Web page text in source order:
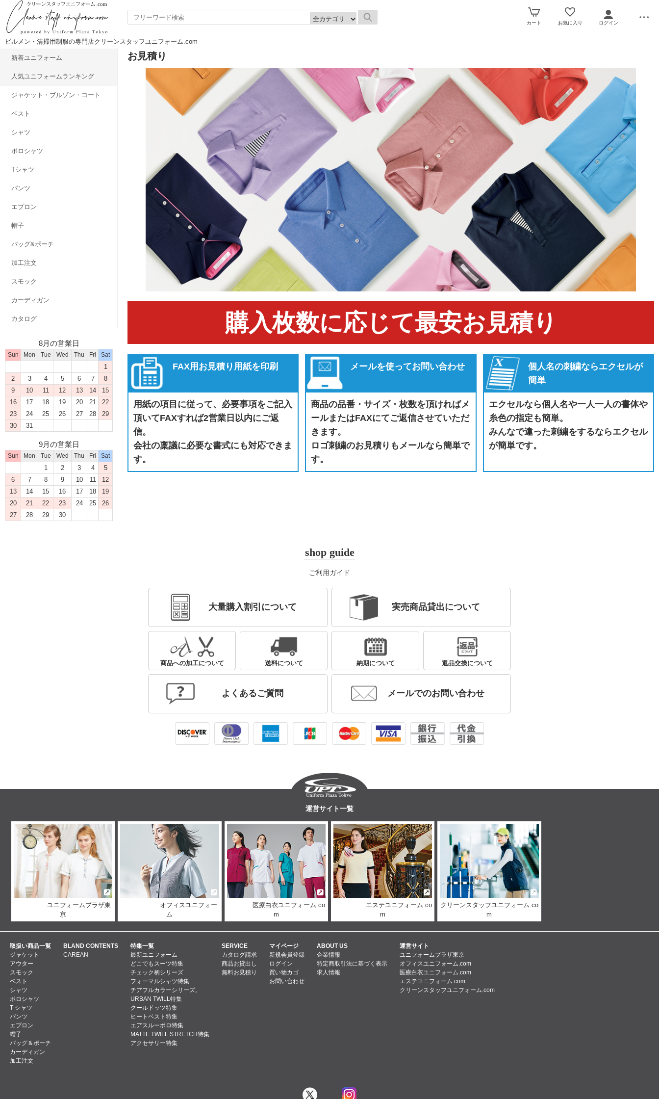
カート お気に入り ログイン
ビルメン・清掃用制服の専門店クリーンスタッフユニフォーム.com
新着ユニフォーム
人気ユニフォームランキング
ジャケット・ブルゾン・コート
ベスト
シャツ
ポロシャツ
Tシャツ
パンツ
エプロン
帽子
バッグ&ポーチ
加工注文
スモック
カーディガン
カタログ
8月の営業日
Sun Mon Tue Wed Thu Fri Sat
1
2
3 4 5 6 7
8
9
10 11 12 13 14
15
16
17 18 19 20 21
22
23
24 25 26 27 28
29
30
31
9月の営業日
Sun Mon Tue Wed Thu Fri Sat
1 2 3 4
5
6
7 8 9 10 11
12
13
14 15 16 17 18
19
20
21 22 23 24 25
26
27
28 29 30
お見積り
購入枚数に応じて最安お見積り
FAX用お見積り用紙を印刷
用紙の項目に従って、必要事項をご記入
頂いてFAXすれば2営業日以内にご返
信。
会社の稟議に必要な書式にも対応できま
す。
メールを使ってお問い合わせ
商品の品番・サイズ・枚数を頂ければメ
ールまたはFAXにてご返信させていただ
きます。
ロゴ刺繍のお見積りもメールなら簡単で
す。
個人名の刺繍ならエクセルが
簡単
エクセルなら個人名や一人一人の書体や
糸色の指定も簡単。
みんなで違った刺繍をするならエクセル
が簡単です。
shop guide
ご利用ガイド
大量購入割引について 実売商品貸出について
商品への加工について 送料について 納期について 返品交換について
よくあるご質問 メールでのお問い合わせ
運営サイト一覧
ユニフォームプラザ東
京
オフィスユニフォー
ム
医療白衣ユニフォーム.co
m
エステユニフォーム.co
m
クリーンスタッフユニフォーム.co
m
取扱い商品一覧
ジャケット
アウター
スモック
ベスト
シャツ
ポロシャツ
T-シャツ
パンツ
エプロン
帽子
バッグ＆ポーチ
カーディガン
加工注文
BLAND CONTENTS
CAREAN
特集一覧
最新ユニフォーム
どこでもスーツ特集
チェック柄シリーズ
フォーマルシャツ特集
チアフルカラーシリーズ。
URBAN TWILL特集
クールドッツ特集
ヒートベスト特集
エアスルーポロ特集
MATTE TWILL STRETCH特集
アクセサリー特集
SERVICE
カタログ請求
商品お貸出し
無料お見積り
マイページ
新規会員登録
ログイン
買い物カゴ
お問い合わせ
ABOUT US
企業情報
特定商取引法に基づく表示
求人情報
運営サイト
ユニフォームプラザ東京
オフィスユニフォーム.com
医療白衣ユニフォーム.com
エステユニフォーム.com
クリーンスタッフユニフォーム.com